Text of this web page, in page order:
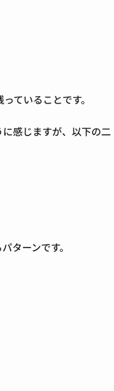
ていることです。
感じますが、以下の二
ターンです。